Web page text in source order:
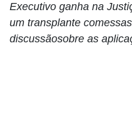
Executivo ganha na
um transplante
discussãosobre as